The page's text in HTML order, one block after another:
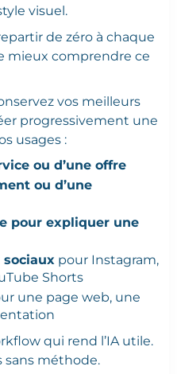
visuel.
de zéro à chaque
mieux comprendre ce
vos meilleurs
progressivement une
usages :
ou d’une offre
ou d’une
pour expliquer une
pour Instagram,
Shorts
une page web, une
qui rend l’IA utile.
sans méthode.